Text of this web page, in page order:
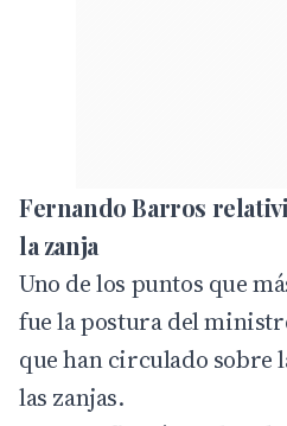
Fernando Barros
la zanja
Uno de los puntos que
fue la postura del
que han circulado sobre
las zanjas.